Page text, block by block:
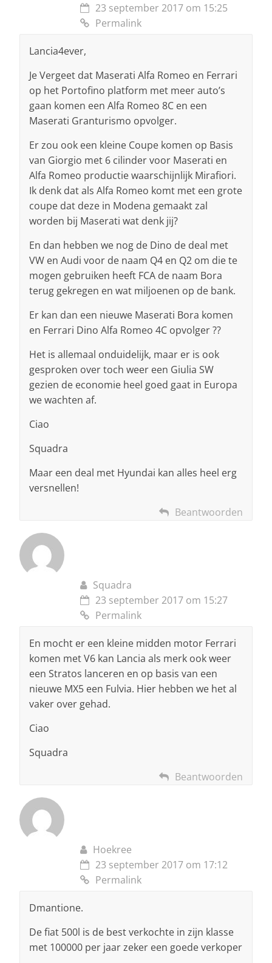
23 september 2017 om 15:25
Permalink
Lancia4ever,
Je Vergeet dat Maserati Alfa Romeo en Ferrari
op het Portofino platform met meer auto’s
gaan komen een Alfa Romeo 8C en een
Maserati Granturismo opvolger.
Er zou ook een kleine Coupe komen op Basis
van Giorgio met 6 cilinder voor Maserati en
Alfa Romeo productie waarschijnlijk Mirafiori.
Ik denk dat als Alfa Romeo komt met een grote
coupe dat deze in Modena gemaakt zal
worden bij Maserati wat denk jij?
En dan hebben we nog de Dino de deal met
VW en Audi voor de naam Q4 en Q2 om die te
mogen gebruiken heeft FCA de naam Bora
terug gekregen en wat miljoenen op de bank.
Er kan dan een nieuwe Maserati Bora komen
en Ferrari Dino Alfa Romeo 4C opvolger ??
Het is allemaal onduidelijk, maar er is ook
gesproken over toch weer een Giulia SW
gezien de economie heel goed gaat in Europa
we wachten af.
Ciao
Squadra
Maar een deal met Hyundai kan alles heel erg
versnellen!
Beantwoorden
Squadra
23 september 2017 om 15:27
Permalink
En mocht er een kleine midden motor Ferrari
komen met V6 kan Lancia als merk ook weer
een Stratos lanceren en op basis van een
nieuwe MX5 een Fulvia. Hier hebben we het al
vaker over gehad.
Ciao
Squadra
Beantwoorden
Hoekree
23 september 2017 om 17:12
Permalink
Dmantione.
De fiat 500l is de best verkochte in zijn klasse
met 100000 per jaar zeker een goede verkoper